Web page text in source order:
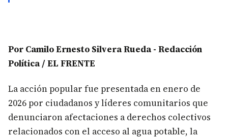
Por Camilo Ernesto Silvera Rueda - Redacción
Política / EL FRENTE
La acción popular fue presentada en enero de
2026 por ciudadanos y líderes comunitarios que
denunciaron afectaciones a derechos colectivos
relacionados con el acceso al agua potable, la